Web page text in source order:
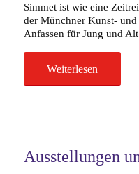
Simmet ist wie eine
der Münchner Kunst-
Anfassen für Jung und
Weiterlesen
Ausstellungen